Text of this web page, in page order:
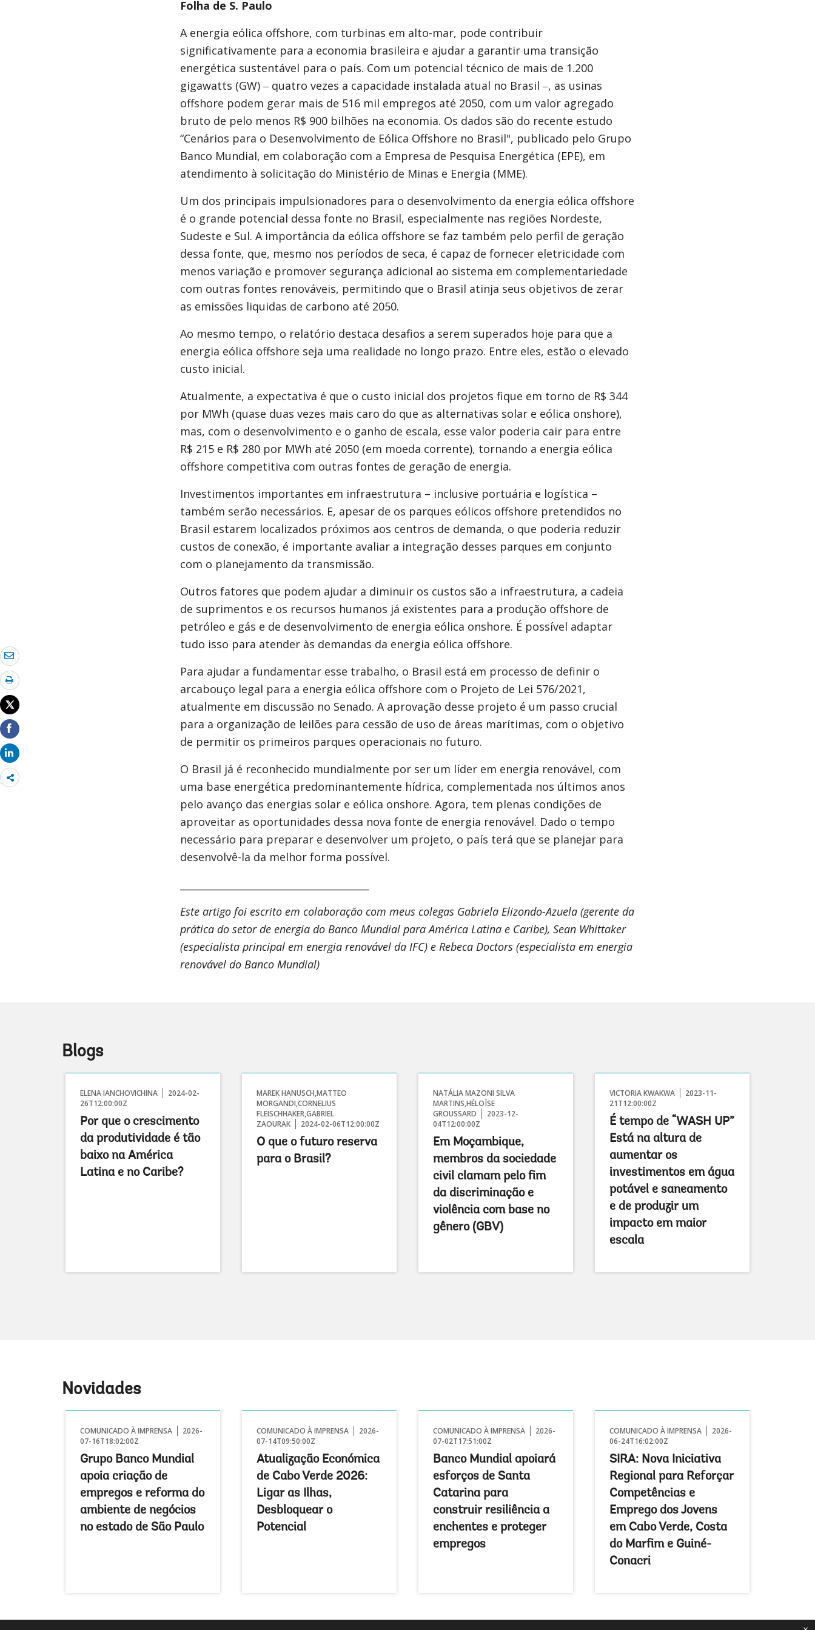
Share
more
Folha de S. Paulo
A energia eólica offshore, com turbinas em alto-mar, pode contribuir
significativamente para a economia brasileira e ajudar a garantir uma transição
energética sustentável para o país. Com um potencial técnico de mais de 1.200
gigawatts (GW) ‒ quatro vezes a capacidade instalada atual no Brasil ‒, as usinas
offshore podem gerar mais de 516 mil empregos até 2050, com um valor agregado
bruto de pelo menos R$ 900 bilhões na economia. Os dados são do recente estudo
“Cenários para o Desenvolvimento de Eólica Offshore no Brasil", publicado pelo Grupo
Banco Mundial, em colaboração com a Empresa de Pesquisa Energética (EPE), em
atendimento à solicitação do Ministério de Minas e Energia (MME).
Um dos principais impulsionadores para o desenvolvimento da energia eólica offshore
é o grande potencial dessa fonte no Brasil, especialmente nas regiões Nordeste,
Sudeste e Sul. A importância da eólica offshore se faz também pelo perfil de geração
dessa fonte, que, mesmo nos períodos de seca, é capaz de fornecer eletricidade com
menos variação e promover segurança adicional ao sistema em complementariedade
com outras fontes renováveis, permitindo que o Brasil atinja seus objetivos de zerar
as emissões liquidas de carbono até 2050.
Ao mesmo tempo, o relatório destaca desafios a serem superados hoje para que a
energia eólica offshore seja uma realidade no longo prazo. Entre eles, estão o elevado
custo inicial.
Atualmente, a expectativa é que o custo inicial dos projetos fique em torno de R$ 344
por MWh (quase duas vezes mais caro do que as alternativas solar e eólica onshore),
mas, com o desenvolvimento e o ganho de escala, esse valor poderia cair para entre
R$ 215 e R$ 280 por MWh até 2050 (em moeda corrente), tornando a energia eólica
offshore competitiva com outras fontes de geração de energia.
Investimentos importantes em infraestrutura – inclusive portuária e logística –
também serão necessários. E, apesar de os parques eólicos offshore pretendidos no
Brasil estarem localizados próximos aos centros de demanda, o que poderia reduzir
custos de conexão, é importante avaliar a integração desses parques em conjunto
com o planejamento da transmissão.
Outros fatores que podem ajudar a diminuir os custos são a infraestrutura, a cadeia
de suprimentos e os recursos humanos já existentes para a produção offshore de
petróleo e gás e de desenvolvimento de energia eólica onshore. É possível adaptar
tudo isso para atender às demandas da energia eólica offshore.
Para ajudar a fundamentar esse trabalho, o Brasil está em processo de definir o
arcabouço legal para a energia eólica offshore com o Projeto de Lei 576/2021,
atualmente em discussão no Senado. A aprovação desse projeto é um passo crucial
para a organização de leilões para cessão de uso de áreas marítimas, com o objetivo
de permitir os primeiros parques operacionais no futuro.
O Brasil já é reconhecido mundialmente por ser um líder em energia renovável, com
uma base energética predominantemente hídrica, complementada nos últimos anos
pelo avanço das energias solar e eólica onshore. Agora, tem plenas condições de
aproveitar as oportunidades dessa nova fonte de energia renovável. Dado o tempo
necessário para preparar e desenvolver um projeto, o país terá que se planejar para
desenvolvê-la da melhor forma possível.
Este artigo foi escrito em colaboração com meus colegas Gabriela Elizondo-Azuela (gerente da
prática do setor de energia do Banco Mundial para América Latina e Caribe), Sean Whittaker
(especialista principal em energia renovável da IFC) e Rebeca Doctors (especialista em energia
renovável do Banco Mundial)
Blogs
ELENA IANCHOVICHINA
2024-02-
26T12:00:00Z
Por que o crescimento
da produtividade é tão
baixo na América
Latina e no Caribe?
MAREK HANUSCH,MATTEO
MORGANDI,CORNELIUS
FLEISCHHAKER,GABRIEL
ZAOURAK
2024-02-06T12:00:00Z
O que o futuro reserva
para o Brasil?
NATÁLIA MAZONI SILVA
MARTINS,HÉLOÏSE
GROUSSARD
2023-12-
04T12:00:00Z
Em Moçambique,
membros da sociedade
civil clamam pelo fim
da discriminação e
violência com base no
gênero (GBV)
VICTORIA KWAKWA
2023-11-
21T12:00:00Z
É tempo de “WASH UP”
Está na altura de
aumentar os
investimentos em água
potável e saneamento
e de produzir um
impacto em maior
escala
Novidades
COMUNICADO À IMPRENSA
2026-
07-16T18:02:00Z
Grupo Banco Mundial
apoia criação de
empregos e reforma do
ambiente de negócios
no estado de São Paulo
COMUNICADO À IMPRENSA
2026-
07-14T09:50:00Z
Atualização Económica
de Cabo Verde 2026:
Ligar as Ilhas,
Desbloquear o
Potencial
COMUNICADO À IMPRENSA
2026-
07-02T17:51:00Z
Banco Mundial apoiará
esforços de Santa
Catarina para
construir resiliência a
enchentes e proteger
empregos
COMUNICADO À IMPRENSA
2026-
06-24T16:02:00Z
SIRA: Nova Iniciativa
Regional para Reforçar
Competências e
Emprego dos Jovens
em Cabo Verde, Costa
do Marfim e Guiné-
Conacri